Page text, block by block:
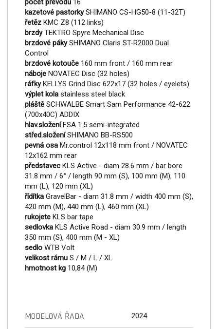
počet převodů 16
kazetové pastorkySHIMANO CS-HG50-8 (11-32T)
řetěz KMC Z8 (112 links)
brzdyTEKTRO Spyre Mechanical Disc
brzdové pákySHIMANO Claris ST-R2000 Dual
Control
brzdové kotouče 160 mm front / 160 mm rear
náboje NOVATEC Disc (32 holes)
ráfkyKELLYS Grind Disc 622x17 (32 holes / eyelets)
výplet kola stainless steel black
pláště SCHWALBE Smart Sam Performance 42-622
(700x40C) ADDIX
hlav.složeníFSA 1.5 semi-integrated
střed.složeníSHIMANO BB-RS500
pevná osa Mr.control 12x118 mm front / NOVATEC
12x162 mm rear
představec KLS Active - diam 28.6 mm / bar bore
31.8 mm / 6° / length 90 mm (S), 100 mm (M), 110
mm (L), 120 mm (XL)
řídítka GravelBar - diam 31.8 mm / width 400 mm (S),
420 mm (M), 440 mm (L), 460 mm (XL)
rukojete KLS bar tape
sedlovka KLS Active Road - diam 30.9 mm / length
350 mm (S), 400 mm (M - XL)
sedlo WTB Volt
velikost rámu S / M / L / XL
hmotnost kg 10,84 (M)
MODELOVÁ ŘADA 2024